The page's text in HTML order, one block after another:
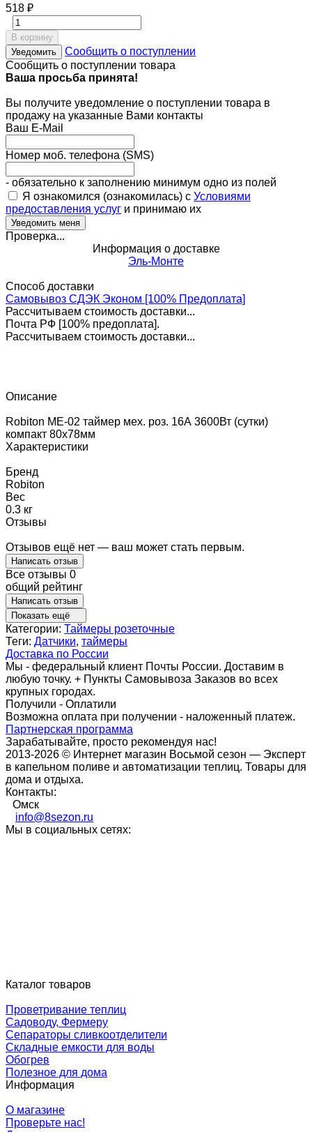
518 ₽
В корзину
Уведомить
Сообщить о поступлении
Сообщить о поступлении товара
Ваша просьба принята!
Вы получите уведомление о поступлении товара в
продажу на указанные Вами контакты
Ваш E-Mail
Номер моб. телефона (SMS)
- обязательно к заполнению минимум одно из полей
Я ознакомился (ознакомилась) с Условиями
предоставления услуг и принимаю их
Проверка...
Информация о доставке
Эль-Монте
Способ доставки
Самовывоз СДЭК Эконом [100% Предоплата]
Рассчитываем стоимость доставки...
Почта РФ [100% предоплата].
Рассчитываем стоимость доставки...
Описание
Robiton ME-02 таймер мех. роз. 16А 3600Вт (сутки)
компакт 80х78мм
Характеристики
Бренд
Robiton
Вес
0.3 кг
Отзывы
Отзывов ещё нет — ваш может стать первым.
Написать отзыв
Все отзывы 0
общий рейтинг
Написать отзыв
Показать ещё
Категории: Таймеры розеточные
Теги: Датчики, таймеры
Доставка по России
Мы - федеральный клиент Почты России. Доставим в
любую точку. + Пункты Самовывоза Заказов во всех
крупных городах.
Получили - Оплатили
Возможна оплата при получении - наложенный платеж.
Партнерская программа
Зарабатывайте, просто рекомендуя нас!
2013-2026 © Интернет магазин Восьмой сезон — Эксперт
в капельном поливе и автоматизации теплиц. Товары для
дома и отдыха.
Контакты:
Омск
info@8sezon.ru
Мы в социальных сетях:
Каталог товаров
Проветривание теплиц
Садоводу, Фермеру
Сепараторы сливкоотделители
Складные емкости для воды
Обогрев
Полезное для дома
Информация
О магазине
Проверьте нас!